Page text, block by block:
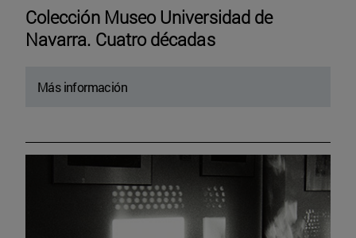
Colección Museo Universidad de
Navarra. Cuatro décadas
Más información